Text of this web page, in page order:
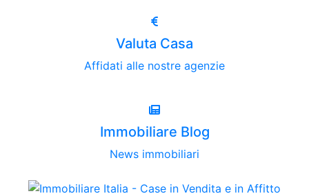
Valuta Casa
Affidati alle nostre agenzie
Immobiliare Blog
News immobiliari